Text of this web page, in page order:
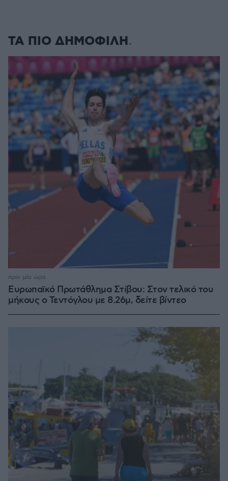
ΤΑ ΠΙΟ ΔΗΜΟΦΙΛΗ
Ευρωπαϊκό Πρωτάθλημα Στίβου: Στον τελικό του
μήκους ο Τεντόγλου με 8.26μ, δείτε βίντεο
πριν μία ώρα